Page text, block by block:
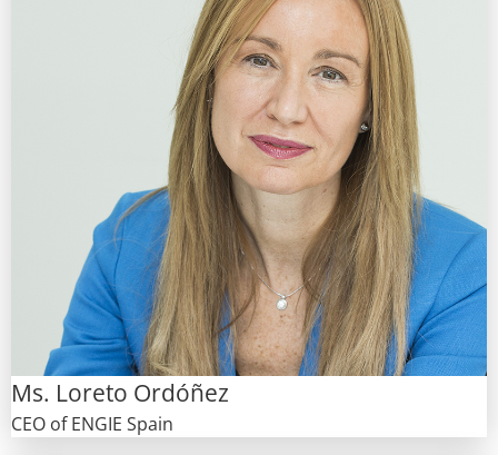
Ms. Loreto Ordóñez
CEO of ENGIE Spain